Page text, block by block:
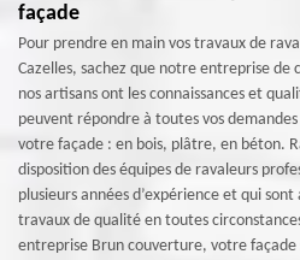
façade
Pour prendre en main vos travaux de
Cazelles, sachez que notre entreprise
nos artisans ont les connaissances et
peuvent répondre à toutes vos
votre façade : en bois, plâtre, en béton.
disposition des équipes de ravaleurs
plusieurs années d’expérience et qui
travaux de qualité en toutes
entreprise Brun couverture, votre façade